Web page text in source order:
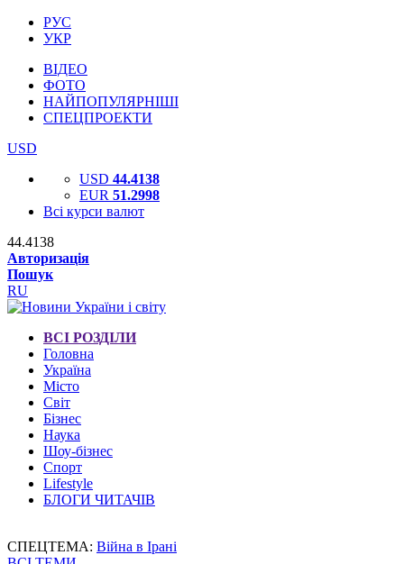
РУС
УКР
ВІДЕО
ФОТО
НАЙПОПУЛЯРНІШІ
СПЕЦПРОЕКТИ
USD
USD 44.4138
EUR 51.2998
Всі курси валют
44.4138
Авторизація
Пошук
RU
ВСІ РОЗДІЛИ
Головна
Україна
Місто
Світ
Бізнес
Наука
Шоу-бізнес
Спорт
Lifestyle
БЛОГИ ЧИТАЧІВ
СПЕЦТЕМА: Війна в Ірані